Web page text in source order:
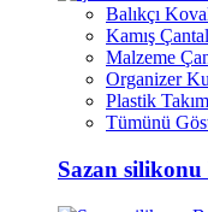
Balıkçı
Kamış
Malzeme
Organizer
Plastik
Tümünü
Sazan